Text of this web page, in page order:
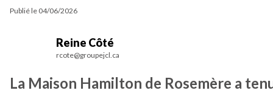
Publié le 04/06/2026
Reine Côté
rcote@groupejcl.ca
La Maison Hamilton de Rosemère a